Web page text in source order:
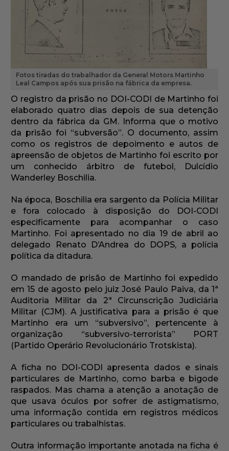
Fotos tiradas do trabalhador da General Motors Martinho
Leal Campos após sua prisão na fábrica da empresa.
O registro da prisão no DOI-CODI de Martinho foi
elaborado quatro dias depois de sua detenção
dentro da fábrica da GM. Informa que o motivo
da prisão foi “subversão”. O documento, assim
como os registros de depoimento e autos de
apreensão de objetos de Martinho foi escrito por
um conhecido árbitro de futebol, Dulcídio
Wanderley Boschilia.
Na época, Boschilia era sargento da Polícia Militar
e fora colocado à disposição do DOI-CODI
especificamente para acompanhar o caso
Martinho. Foi apresentado no dia 19 de abril ao
delegado Renato D’Andrea do DOPS, a polícia
política da ditadura.
O mandado de prisão de Martinho foi expedido
em 15 de agosto pelo juiz José Paulo Paiva, da 1ª
Auditoria Militar da 2ª Circunscrição Judiciária
Militar (CJM). A justificativa para a prisão é que
Martinho era um “subversivo”, pertencente à
organização “subversivo-terrorista” PORT
(Partido Operário Revolucionário Trotskista).
A ficha no DOI-CODI apresenta dados e sinais
particulares de Martinho, como barba e bigode
raspados. Mas chama a atenção a anotação de
que usava óculos por sofrer de astigmatismo,
uma informação contida em registros médicos
particulares ou trabalhistas.
Outra informação importante anotada na ficha é